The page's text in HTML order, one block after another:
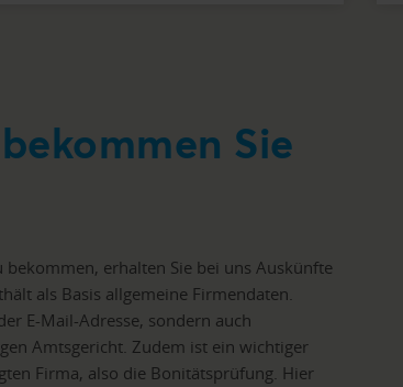
Sie
erhalten Sie bei uns Auskünfte
als Basis allgemeine Firmendaten.
E-Mail-Adresse, sondern auch
Amtsgericht. Zudem ist ein wichtiger
Firma, also die Bonitätsprüfung. Hier